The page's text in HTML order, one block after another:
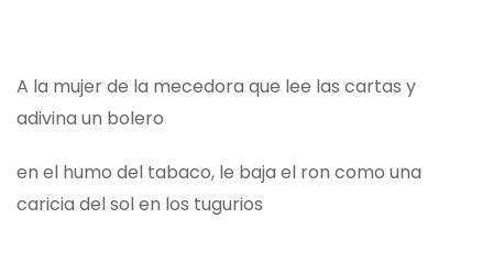
A la mujer de la mecedora que lee las cartas y
adivina un bolero
en el humo del tabaco, le baja el ron como una
caricia del sol en los tugurios